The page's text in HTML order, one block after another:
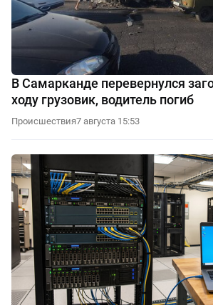
В Самарканде перевернулся
ходу грузовик, водитель погиб
Происшествия7 августа 15:53